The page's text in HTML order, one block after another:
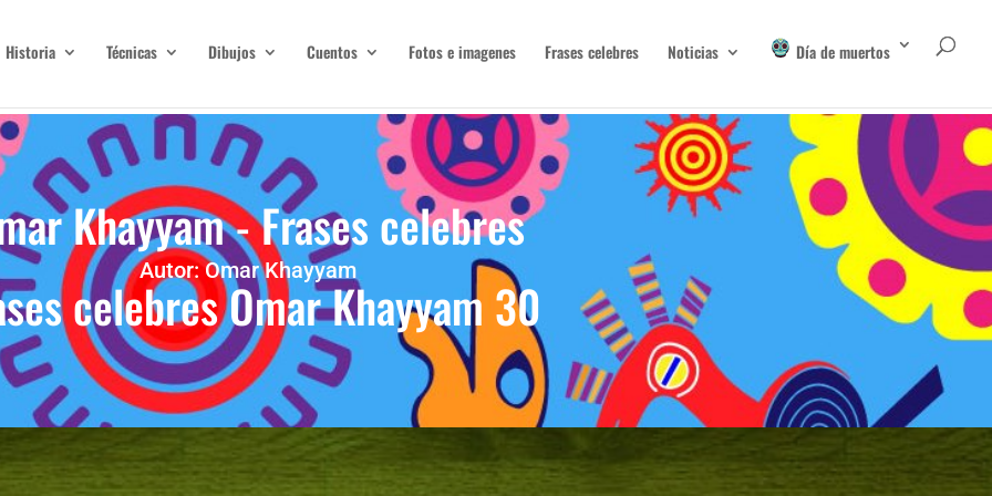
Historia Técnicas Dibujos Cuentos Fotos e imagenes Frases celebres Noticias Día de muertos
Khayyam - Frases celebres
Autor: Omar Khayyam
celebres Omar Khayyam 30